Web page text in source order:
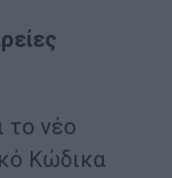
το νέο
Κώδικα